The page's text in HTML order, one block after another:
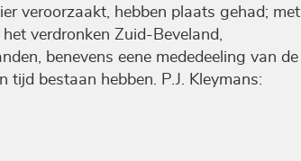
veroorzaakt, hebben plaats gehad; met
verdronken Zuid-Beveland,
benevens eene mededeeling van de
tijd bestaan hebben. P.J. Kleymans: